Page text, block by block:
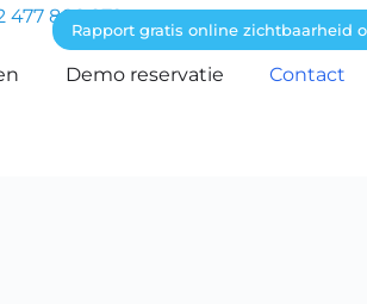
477 866 872
Rapport gratis online zichtbaarheid
Demo reservatie Contact